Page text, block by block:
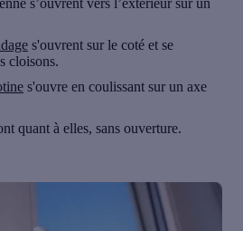
s'ouvrent sur le coté et se
cloisons.
s'ouvre en coulissant sur un axe
quant à elles, sans ouverture.